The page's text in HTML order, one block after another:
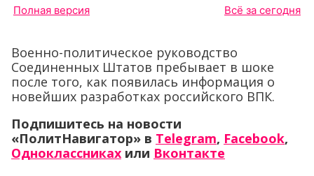
Полная версия Всё за сегодня
Военно-политическое руководство
Соединенных Штатов пребывает в шоке
после того, как появилась информация о
новейших разработках российского ВПК.
Подпишитесь на новости
«ПолитНавигатор» в Telegram, Facebook,
Одноклассниках или Вконтакте